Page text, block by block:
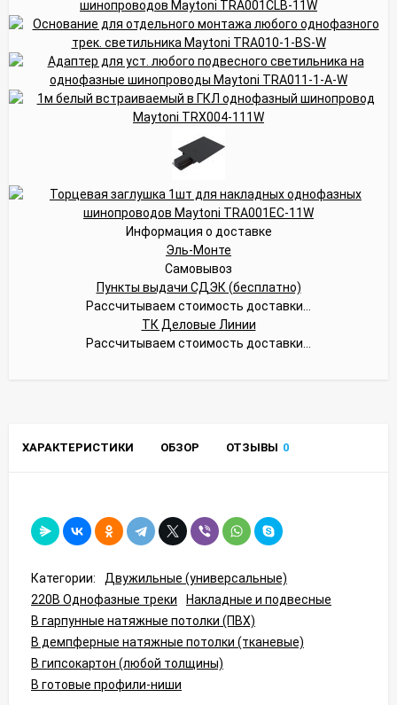
Информация о доставке
Эль-Монте
Самовывоз
Пункты выдачи СДЭК (бесплатно)
Рассчитываем стоимость доставки...
ТК Деловые Линии
Рассчитываем стоимость доставки...
ХАРАКТЕРИСТИКИ ОБЗОР ОТЗЫВЫ 0
Категории:
Двужильные (универсальные)
220В Однофазные треки
Накладные и подвесные
В гарпунные натяжные потолки (ПВХ)
В демпферные натяжные потолки (тканевые)
В гипсокартон (любой толщины)
В готовые профили-ниши